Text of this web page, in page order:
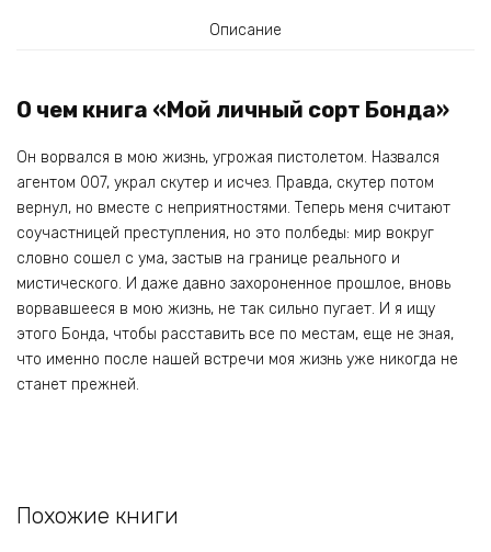
Описание
О чем книга «Мой личный сорт Бонда»
Он ворвался в мою жизнь, угрожая пистолетом. Назвался
агентом 007, украл скутер и исчез. Правда, скутер потом
вернул, но вместе с неприятностями. Теперь меня считают
соучастницей преступления, но это полбеды: мир вокруг
словно сошел с ума, застыв на границе реального и
мистического. И даже давно захороненное прошлое, вновь
ворвавшееся в мою жизнь, не так сильно пугает. И я ищу
этого Бонда, чтобы расставить все по местам, еще не зная,
что именно после нашей встречи моя жизнь уже никогда не
станет прежней.
Похожие книги